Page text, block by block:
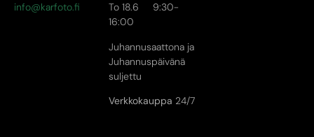
info@karfoto.fi
To 18.6 9:30-
16:00
Juhannusaattona ja
Juhannuspäivänä
suljettu
Verkkokauppa 24/7